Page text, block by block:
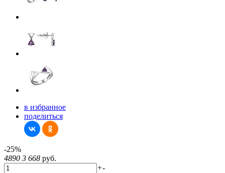
в избранное
поделиться
-25%
4890 3 668 руб.
+-